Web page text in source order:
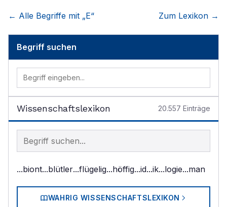
← Alle Begriffe mit „E“ Zum Lexikon →
Begriff suchen
Wissenschaftslexikon 20.557 Einträge
Begriff im Lexikon suchen
...biont...blütler...flügelig...höffig...id...ik...logie...man
WAHRIG WISSENSCHAFTSLEXIKON